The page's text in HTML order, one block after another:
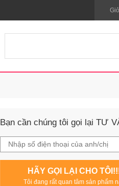
Bạn cần chúng tôi gọi lại TƯ
HÃY GỌI LẠI CHO
Tôi đang rất quan tâm sản phẩm